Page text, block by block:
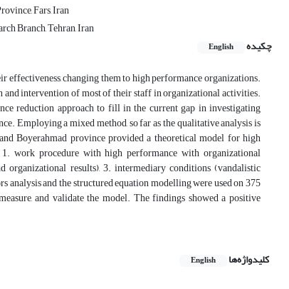
Fars, Iran
Branch, Tehran, Iran
چکیده
English
effectiveness, changing them to high performance organizations.
intervention of most of their staff in organizational activities.
reduction approach to fill in the current gap in investigating
Employing a mixed method, so far as the qualitative analysis is
Boyerahmad province provided a theoretical model for high
work procedure with high performance with organizational
organizational results), 3. intermediary conditions (vandalistic
and the structured equation modelling were used on 375
and validate the model. The findings showed a positive
کلیدواژه‌ها English